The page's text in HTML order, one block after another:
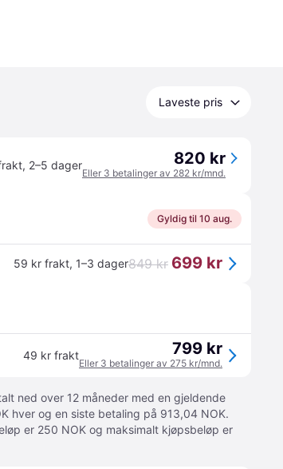
Laveste pris
, 2–5 dager 820 kr
Eller 3 betalinger av 282 kr/mnd.
Gyldig til 10 aug.
59 kr frakt, 1–3 dager849 kr 699 kr
49 kr frakt 799 kr
Eller 3 betalinger av 275 kr/mnd.
ned over 12 måneder med en gjeldende
hver og en siste betaling på 913,04 NOK.
er 250 NOK og maksimalt kjøpsbeløp er